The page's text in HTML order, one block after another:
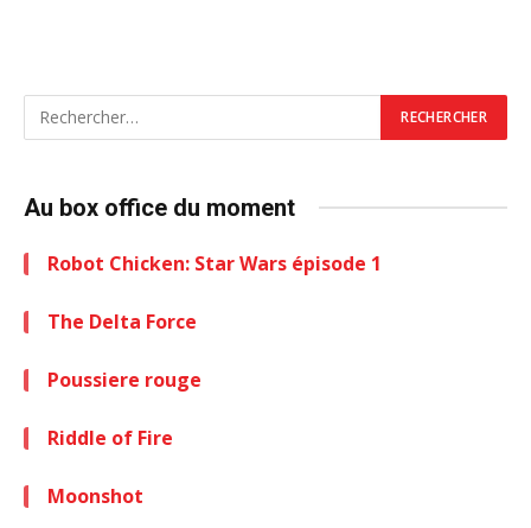
Au box office du moment
Robot Chicken: Star Wars épisode 1
The Delta Force
Poussiere rouge
Riddle of Fire
Moonshot